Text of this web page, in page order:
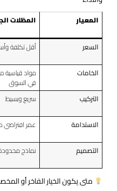
المعيار المظلات
السعر
أقل تكلفة
الخامات
مواد قياسية
في السوق
التركيب
سريع وبسيط
الاستدامة
عمر
التصميم
نماذج
متى يكون الخيار الفاخر أو